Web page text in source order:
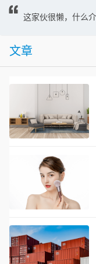
这家伙很懒，什么
文章